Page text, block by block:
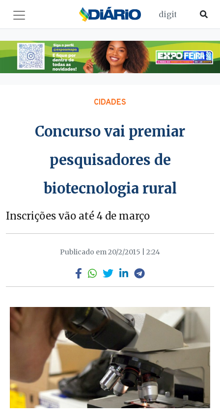
CIDADES
Concurso vai premiar
pesquisadores de
biotecnologia rural
Inscrições vão até 4 de março
Publicado em 20/2/2015 | 2:24